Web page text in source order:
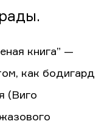
книга” —
как бодигард
(Виго